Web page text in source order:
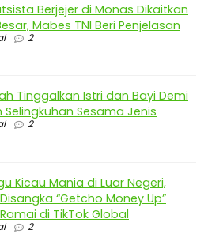
Berjejer di Monas Dikaitkan
Mabes TNI Beri Penjelasan
2
Tinggalkan Istri dan Bayi Demi
Selingkuhan Sesama Jenis
2
Kicau Mania di Luar Negeri,
“Getcho Money Up”
di TikTok Global
2